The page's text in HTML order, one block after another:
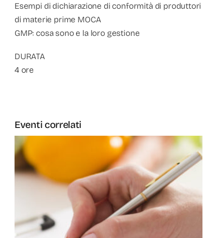
Esempi di dichiarazione di conformità di produttori
di materie prime MOCA
GMP: cosa sono e la loro gestione
DURATA
4 ore
Eventi correlati